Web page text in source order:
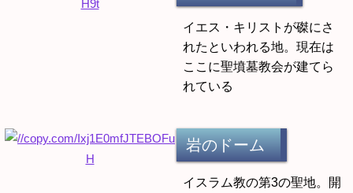
イエス・キリストが磔にさ
れたといわれる地。現在は
ここに聖墳墓教会が建てら
れている
岩のドーム
イスラム教の第3の聖地。開